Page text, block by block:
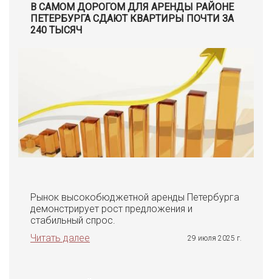
В САМОМ ДОРОГОМ ДЛЯ АРЕНДЫ РАЙОНЕ
ПЕТЕРБУРГА СДАЮТ КВАРТИРЫ ПОЧТИ ЗА
240 ТЫСЯЧ
Рынок высокобюджетной аренды Петербурга
демонстрирует рост предложения и
стабильный спрос.
Читать далее
29 июля 2025 г.